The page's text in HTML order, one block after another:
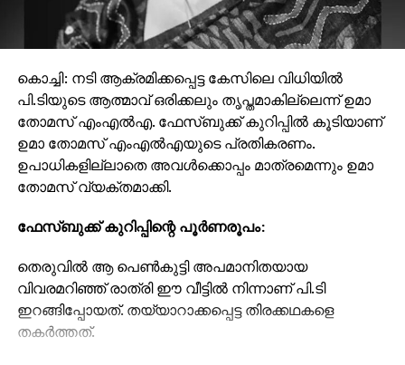
കൊച്ചി: നടി ആക്രമിക്കപ്പെട്ട കേസിലെ വിധിയിൽ
പി.ടിയുടെ ആത്മാവ് ഒരിക്കലും തൃപ്തമാകില്ലെന്ന് ഉമാ
തോമസ് എംഎല്‍എ. ഫേസ്ബുക്ക് കുറിപ്പിൽ കൂടിയാണ്
ഉമാ തോമസ് എംഎൽഎയുടെ പ്രതികരണം.
ഉപാധികളില്ലാതെ അവൾക്കൊപ്പം മാത്രമെന്നും ഉമാ
തോമസ് വ്യക്തമാക്കി.
ഫേസ്ബുക്ക് കുറിപ്പിന്റെ പൂര്‍ണരൂപം:
തെരുവിൽ ആ പെൺകുട്ടി അപമാനിതയായ
വിവരമറിഞ്ഞ് രാത്രി ഈ വീട്ടിൽ നിന്നാണ് പി.ടി
ഇറങ്ങിപ്പോയത്. തയ്യാറാക്കപ്പെട്ട തിരക്കഥകളെ
തകർത്തത്.